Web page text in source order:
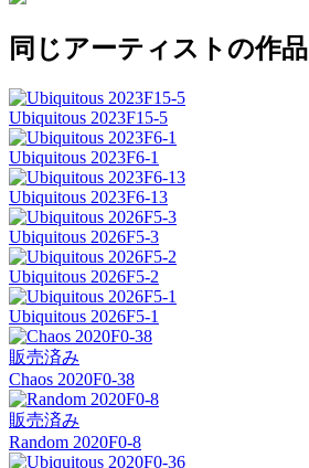
同じアーティストの作品
Ubiquitous 2023F15-5
Ubiquitous 2023F6-1
Ubiquitous 2023F6-13
Ubiquitous 2026F5-3
Ubiquitous 2026F5-2
Ubiquitous 2026F5-1
販売済み
Chaos 2020F0-38
販売済み
Random 2020F0-8